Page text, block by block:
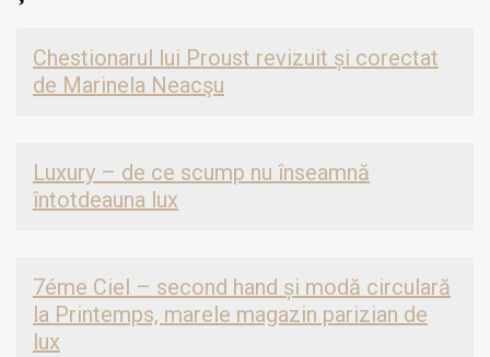
Chestionarul lui Proust revizuit și corectat
de Marinela Neacşu
Luxury – de ce scump nu înseamnă
întotdeauna lux
7éme Ciel – second hand și modă circulară
la Printemps, marele magazin parizian de
lux